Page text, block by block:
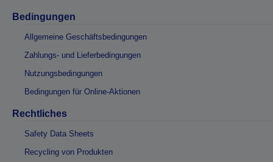
Bedingungen
Allgemeine Geschäftsbedingungen
Zahlungs- und Lieferbedingungen
Nutzungsbedingungen
Bedingungen für Online-Aktionen
Rechtliches
Safety Data Sheets
Recycling von Produkten